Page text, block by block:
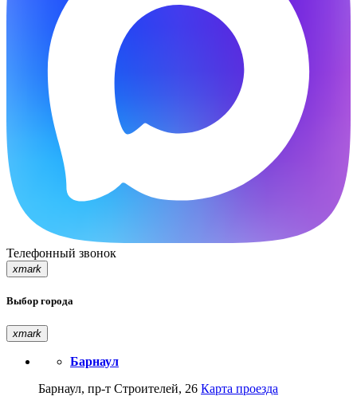
Телефонный звонок
xmark
Выбор города
xmark
Барнаул
Барнаул, пр-т Строителей, 26 Карта проезда